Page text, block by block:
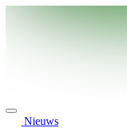
Nieuws